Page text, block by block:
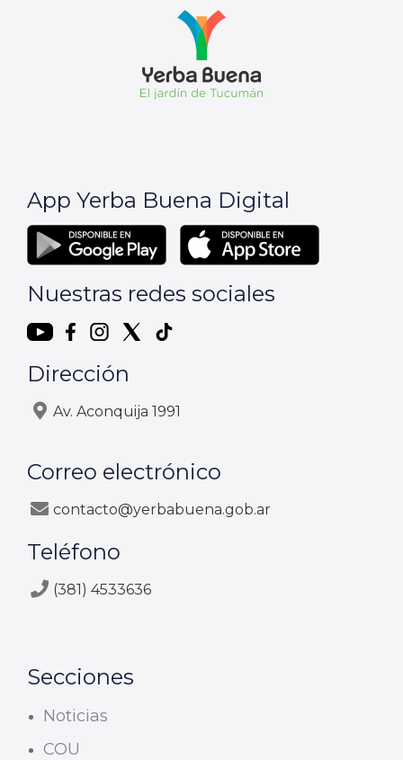
App Yerba Buena Digital
Nuestras redes sociales
Dirección
Av. Aconquija 1991
Correo electrónico
contacto@yerbabuena.gob.ar
Teléfono
(381) 4533636
Secciones
Noticias
COU